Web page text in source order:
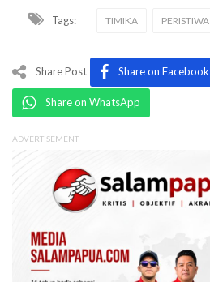
Tags: TIMIKA PERISTIWA
Share Post Share on Facebook
Share on WhatsApp
ADVERTISEMENT